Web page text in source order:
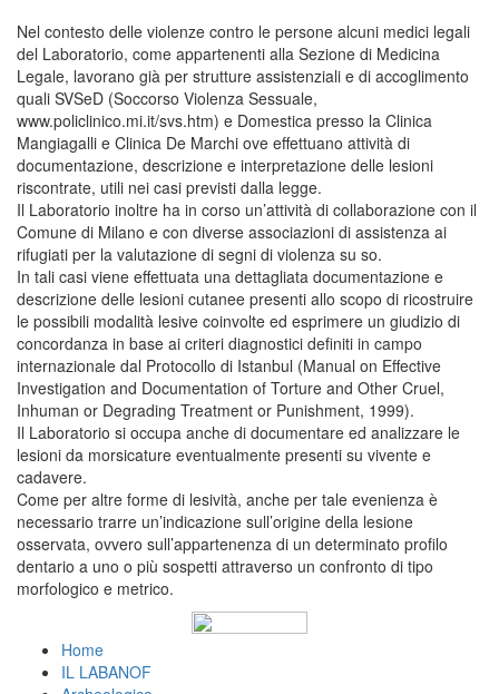
Nel contesto delle violenze contro le persone alcuni medici legali
del Laboratorio, come appartenenti alla Sezione di Medicina
Legale, lavorano già per strutture assistenziali e di accoglimento
quali SVSeD (Soccorso Violenza Sessuale,
www.policlinico.mi.it/svs.htm) e Domestica presso la Clinica
Mangiagalli e Clinica De Marchi ove effettuano attività di
documentazione, descrizione e interpretazione delle lesioni
riscontrate, utili nei casi previsti dalla legge.
Il Laboratorio inoltre ha in corso un’attività di collaborazione con il
Comune di Milano e con diverse associazioni di assistenza ai
rifugiati per la valutazione di segni di violenza su so.
In tali casi viene effettuata una dettagliata documentazione e
descrizione delle lesioni cutanee presenti allo scopo di ricostruire
le possibili modalità lesive coinvolte ed esprimere un giudizio di
concordanza in base ai criteri diagnostici definiti in campo
internazionale dal Protocollo di Istanbul (Manual on Effective
Investigation and Documentation of Torture and Other Cruel,
Inhuman or Degrading Treatment or Punishment, 1999).
Il Laboratorio si occupa anche di documentare ed analizzare le
lesioni da morsicature eventualmente presenti su vivente e
cadavere.
Come per altre forme di lesività, anche per tale evenienza è
necessario trarre un’indicazione sull’origine della lesione
osservata, ovvero sull’appartenenza di un determinato profilo
dentario a uno o più sospetti attraverso un confronto di tipo
morfologico e metrico.
Home
IL LABANOF